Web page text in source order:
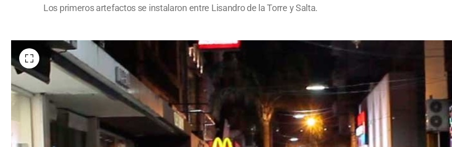
Los primeros artefactos se instalaron entre Lisandro de la Torre y Salta.